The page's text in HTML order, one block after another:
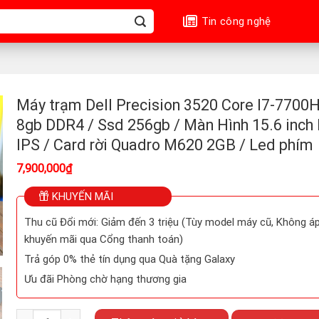
Tin công nghệ
Máy trạm Dell Precision 3520 Core I7-
8gb DDR4 / Ssd 256gb / Màn Hình 15.6 inch
IPS / Card rời Quadro M620 2GB / Led phím
7,900,000₫
KHUYẾN MÃI
Thu cũ Đổi mới: Giảm đến 3 triệu (Tùy model máy cũ, Không
khuyến mãi qua Cổng thanh toán)
Trả góp 0% thẻ tín dụng qua Quà tặng Galaxy
Ưu đãi Phòng chờ hạng thương gia
Máy trạm Dell Precision 3520 Core I7-7700HQ / Ram 8gb